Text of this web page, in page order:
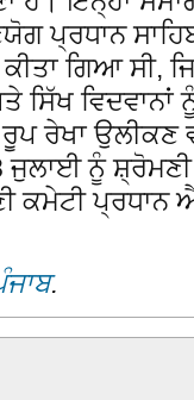
ਪ੍ਰਧਾਨ
ਗਿਆ ਸੀ,
ਵਿਦਵਾਨਾਂ
ਰੂਪ ਰੇਖਾ
ਨੂੰ
ਪ੍ਰਧਾਨ
.